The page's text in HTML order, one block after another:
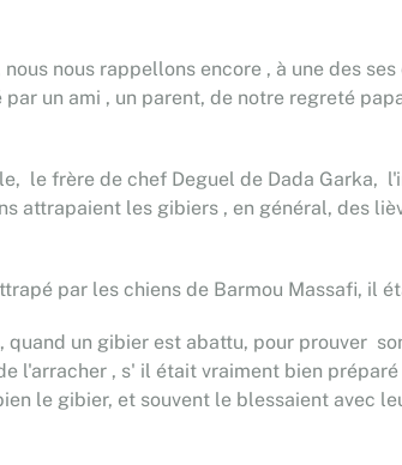
nous rappellons encore , à une des
un ami , un parent, de notre regreté
le frère de chef Deguel de Dada Garka,
attrapaient les gibiers , en général, des
par les chiens de Barmou Massafi, il
un gibier est abattu, pour prouver
l'arracher , s' il était vraiment bien
le gibier, et souvent le blessaient avec